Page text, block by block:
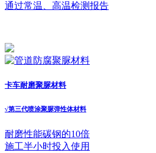
通过常温、高温检测报告
卡车耐磨聚脲材料
√第三代喷涂聚脲弹性体材料
耐磨性能碳钢的10倍
施工半小时投入使用